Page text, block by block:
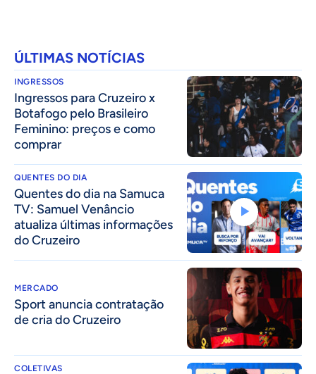
ÚLTIMAS NOTÍCIAS
INGRESSOS
Ingressos para Cruzeiro x
Botafogo pelo Brasileiro
Feminino: preços e como
comprar
QUENTES DO DIA
Quentes do dia na Samuca
TV: Samuel Venâncio
atualiza últimas informações
do Cruzeiro
MERCADO
Sport anuncia contratação
de cria do Cruzeiro
COLETIVAS